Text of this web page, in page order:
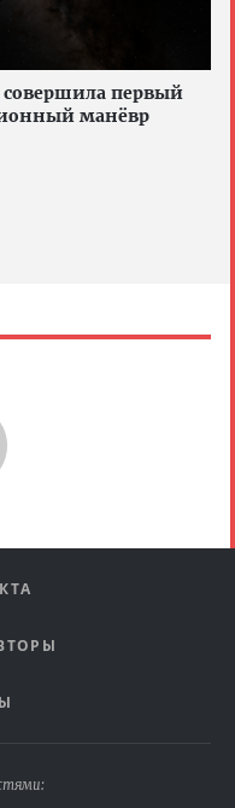
совершила первый
манёвр